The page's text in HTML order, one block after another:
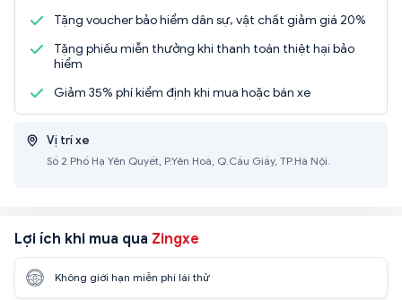
Tặng voucher bảo hiểm dân sự, vật chất giảm giá 20%
Tặng phiếu miễn thưởng khi thanh toán thiệt hại bảo
hiểm
Giảm 35% phí kiểm định khi mua hoặc bán xe
Vị trí xe
Số 2 Phố Hạ Yên Quyết, P.Yên Hoà, Q.Cầu Giấy, TP.Hà Nội.
Lợi ích khi mua qua Zingxe
Không giới hạn miễn phí lái thử